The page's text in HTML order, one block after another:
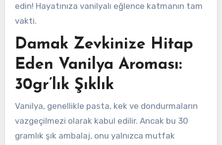
edin! Hayatınıza vanilyalı eğlence katmanın tam
vakti.
Damak Zevkinize Hitap
Eden Vanilya Aroması:
30gr’lık Şıklık
Vanilya, genellikle pasta, kek ve dondurmaların
vazgeçilmezi olarak kabul edilir. Ancak bu 30
gramlık şık ambalaj, onu yalnızca mutfak